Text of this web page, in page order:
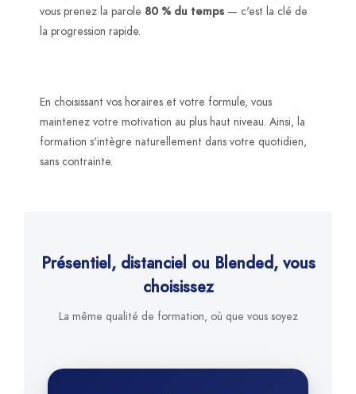
vous prenez la parole 80 % du temps — c'est la clé de
la progression rapide.
En choisissant vos horaires et votre formule, vous
maintenez votre motivation au plus haut niveau. Ainsi, la
formation s'intègre naturellement dans votre quotidien,
sans contrainte.
Présentiel, distanciel ou Blended, vous
choisissez
La même qualité de formation, où que vous soyez